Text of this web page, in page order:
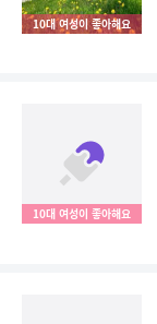
10대 여성이 좋아해요
10대 여성이 좋아해요